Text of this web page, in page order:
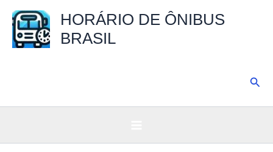
para
HORÁRIO DE ÔNIBUS
BRASIL